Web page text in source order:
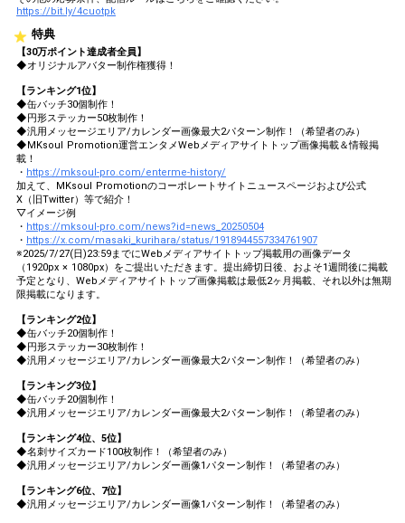
https://bit.ly/4cuotpk
特典
【30万ポイント達成者全員】
◆オリジナルアバター制作権獲得！
【ランキング1位】
◆缶バッチ30個制作！
◆円形ステッカー50枚制作！
◆汎用メッセージエリア/カレンダー画像最大2パターン制作！（希望者のみ）
◆MKsoul Promotion運営エンタメWebメディアサイトトップ画像掲載＆情報掲
載！
・ https://mksoul-pro.com/enterme-history/
加えて、MKsoul Promotionのコーポレートサイトニュースページおよび公式
X（旧Twitter）等で紹介！
▽イメージ例
・ https://mksoul-pro.com/news?id=news_20250504
・ https://x.com/masaki_kurihara/status/1918944557334761907
※2025/7/27(日)23:59までにWebメディアサイトトップ掲載用の画像データ
（1920px × 1080px）をご提出いただきます。提出締切日後、およそ1週間後に掲載
予定となり、Webメディアサイトトップ画像掲載は最低2ヶ月掲載、それ以外は無期
限掲載になります。
【ランキング2位】
◆缶バッチ20個制作！
◆円形ステッカー30枚制作！
◆汎用メッセージエリア/カレンダー画像最大2パターン制作！（希望者のみ）
【ランキング3位】
◆缶バッチ20個制作！
◆汎用メッセージエリア/カレンダー画像最大2パターン制作！（希望者のみ）
【ランキング4位、5位】
◆名刺サイズカード100枚制作！（希望者のみ）
◆汎用メッセージエリア/カレンダー画像1パターン制作！（希望者のみ）
【ランキング6位、7位】
◆汎用メッセージエリア/カレンダー画像1パターン制作！（希望者のみ）